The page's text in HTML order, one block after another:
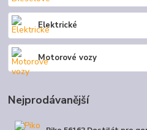
Elektrické
Motorové vozy
Nejprodávanější